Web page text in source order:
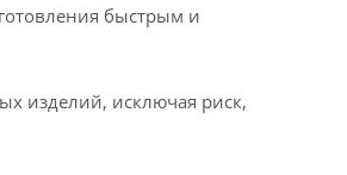
быстрым и
изделий, исключая риск,